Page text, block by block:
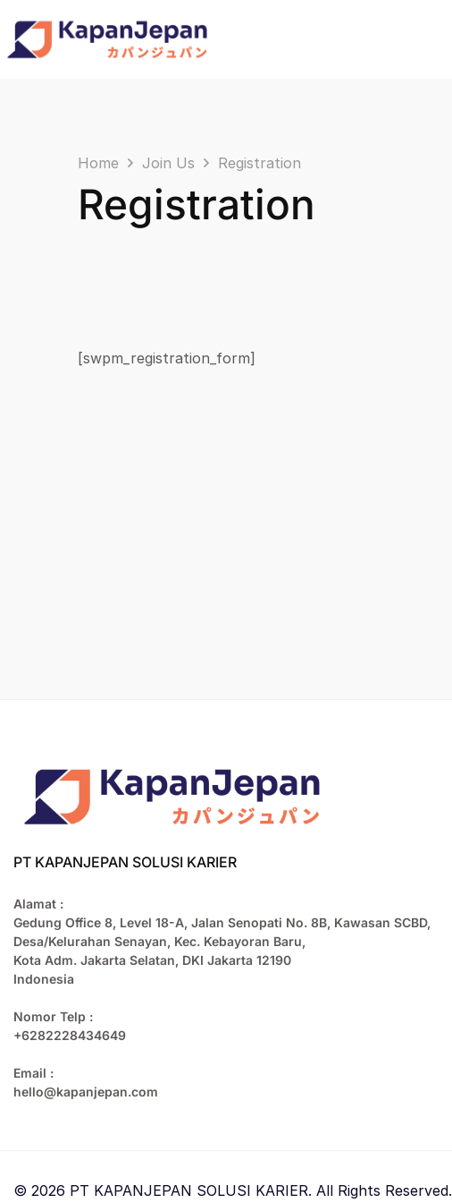
Home Join Us Registration
Registration
[swpm_registration_form]
PT KAPANJEPAN SOLUSI KARIER
Alamat :
Gedung Office 8, Level 18-A, Jalan Senopati No. 8B, Kawasan SCBD,
Desa/Kelurahan Senayan, Kec. Kebayoran Baru,
Kota Adm. Jakarta Selatan, DKI Jakarta 12190
Indonesia
Nomor Telp :
+6282228434649
Email :
hello@kapanjepan.com
© 2026 PT KAPANJEPAN SOLUSI KARIER. All Rights Reserved.